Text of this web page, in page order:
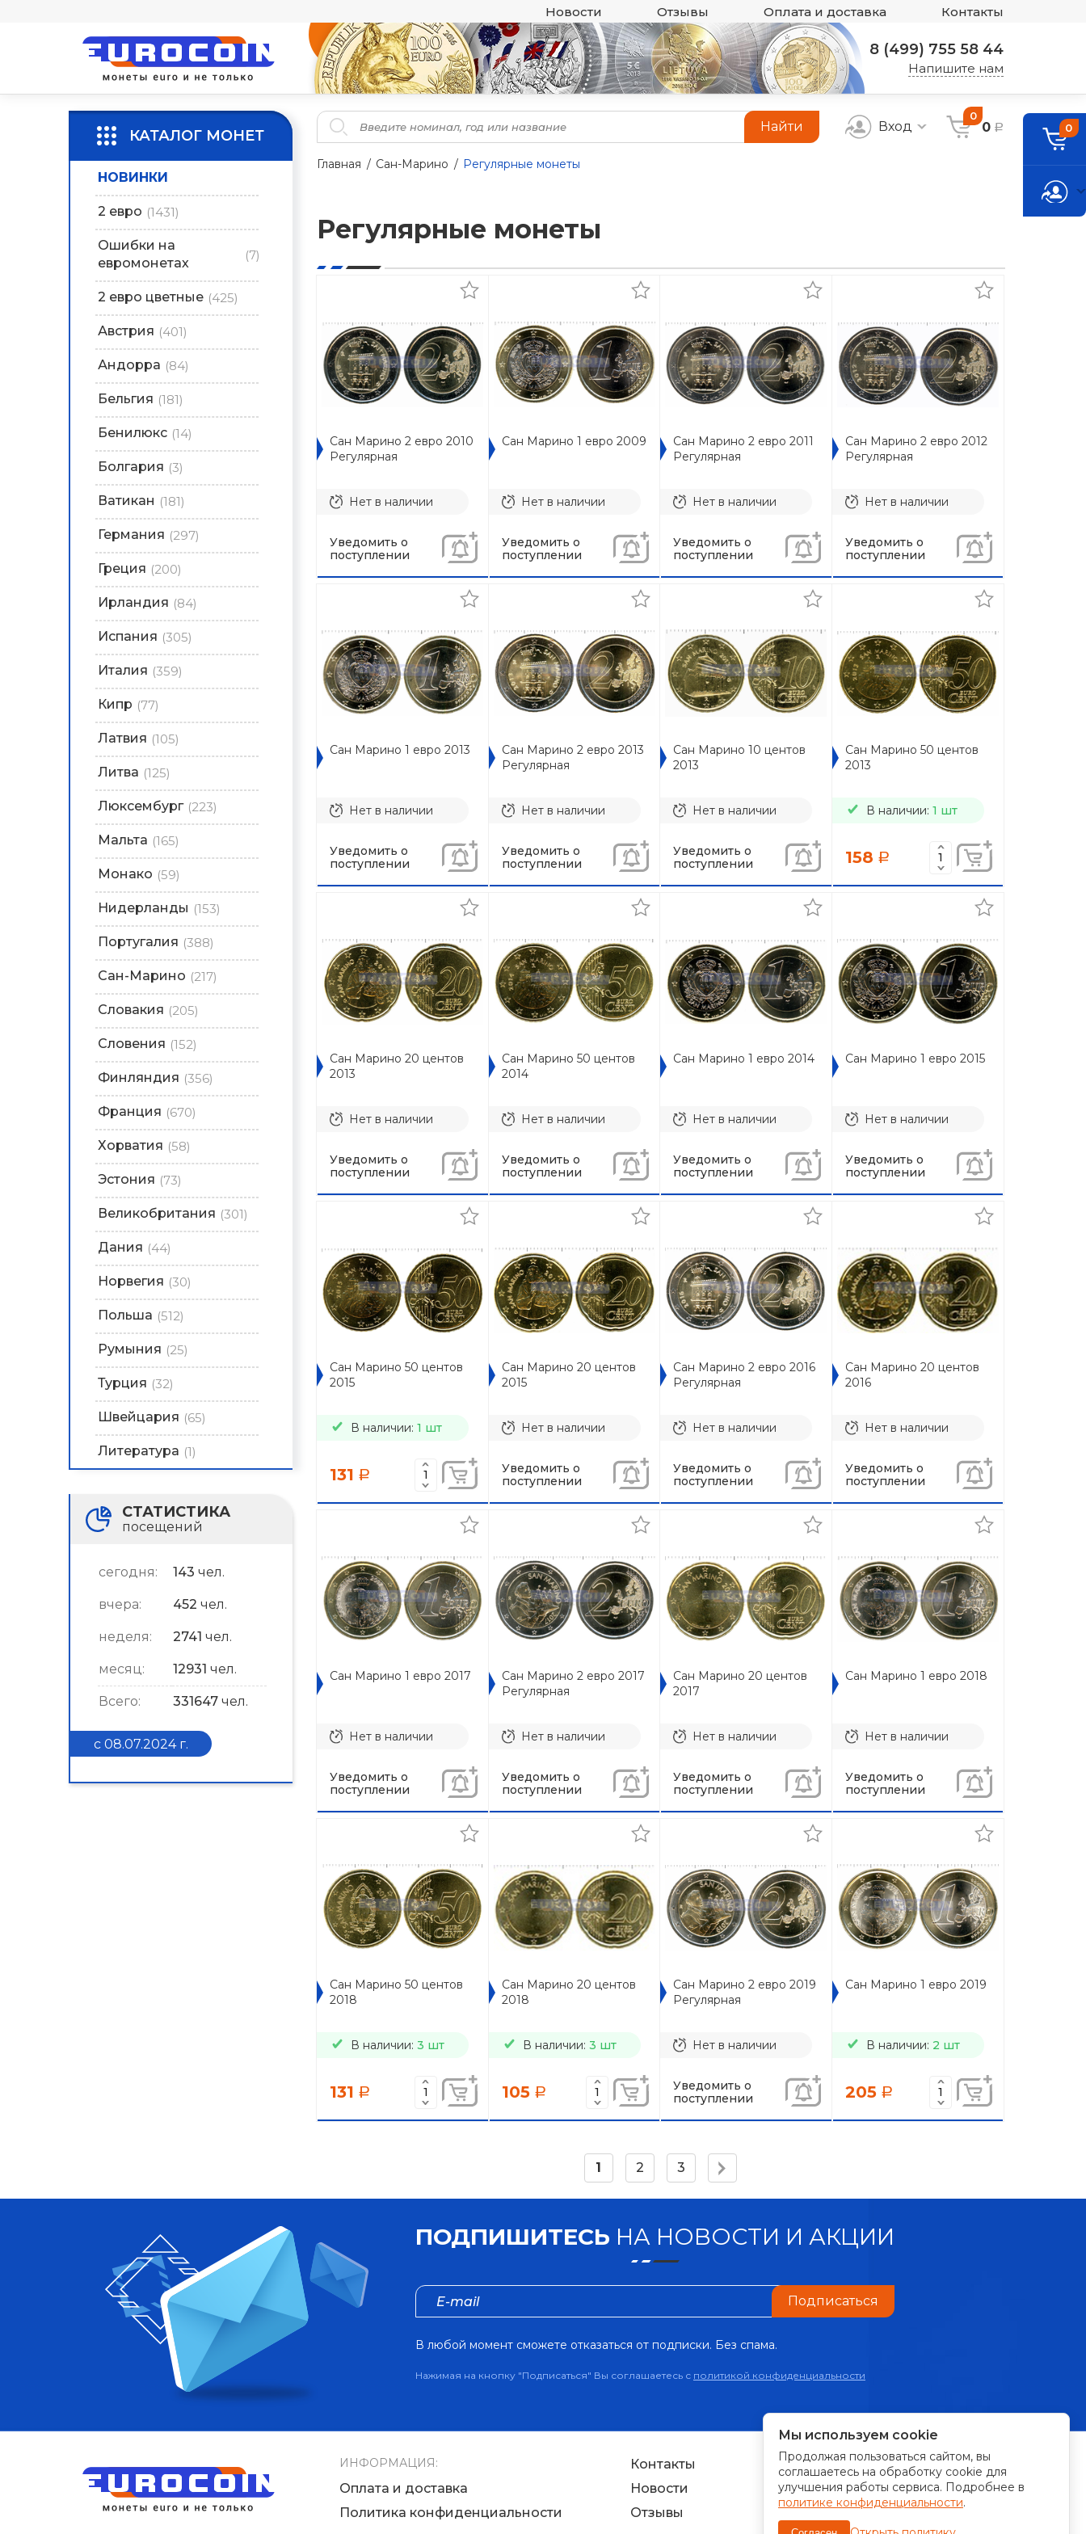
Новости Отзывы Оплата и доставка Контакты
8 (499) 755 58 44
Напишите нам
КАТАЛОГ МОНЕТ
НОВИНКИ
2 евро (1431)
Ошибки на
евромонетах
(7)
2 евро цветные (425)
Австрия (401)
Андорра (84)
Бельгия (181)
Бенилюкс (14)
Болгария (3)
Ватикан (181)
Германия (297)
Греция (200)
Ирландия (84)
Испания (305)
Италия (359)
Кипр (77)
Латвия (105)
Литва (125)
Люксембург (223)
Мальта (165)
Монако (59)
Нидерланды (153)
Португалия (388)
Сан-Марино (217)
Словакия (205)
Словения (152)
Финляндия (356)
Франция (670)
Хорватия (58)
Эстония (73)
Великобритания (301)
Дания (44)
Норвегия (30)
Польша (512)
Румыния (25)
Турция (32)
Швейцария (65)
Литература (1)
СТАТИСТИКА
посещений
сегодня: 143 чел.
вчера: 452 чел.
неделя: 2741 чел.
месяц: 12931 чел.
Всего: 331647 чел.
с 08.07.2024 г.
Найти Вход
0
0 a
Главная Сан-Марино Регулярные монеты
Регулярные монеты
Сан Марино 2 евро 2010
Регулярная
Нет в наличии
Уведомить о
поступлении
Сан Марино 1 евро 2009
Нет в наличии
Уведомить о
поступлении
Сан Марино 2 евро 2011
Регулярная
Нет в наличии
Уведомить о
поступлении
Сан Марино 2 евро 2012
Регулярная
Нет в наличии
Уведомить о
поступлении
Сан Марино 1 евро 2013
Нет в наличии
Уведомить о
поступлении
Сан Марино 2 евро 2013
Регулярная
Нет в наличии
Уведомить о
поступлении
Сан Марино 10 центов
2013
Нет в наличии
Уведомить о
поступлении
Сан Марино 50 центов
2013
В наличии: 1 шт
158 a
Сан Марино 20 центов
2013
Нет в наличии
Уведомить о
поступлении
Сан Марино 50 центов
2014
Нет в наличии
Уведомить о
поступлении
Сан Марино 1 евро 2014
Нет в наличии
Уведомить о
поступлении
Сан Марино 1 евро 2015
Нет в наличии
Уведомить о
поступлении
Сан Марино 50 центов
2015
В наличии: 1 шт
131 a
Сан Марино 20 центов
2015
Нет в наличии
Уведомить о
поступлении
Сан Марино 2 евро 2016
Регулярная
Нет в наличии
Уведомить о
поступлении
Сан Марино 20 центов
2016
Нет в наличии
Уведомить о
поступлении
Сан Марино 1 евро 2017
Нет в наличии
Уведомить о
поступлении
Сан Марино 2 евро 2017
Регулярная
Нет в наличии
Уведомить о
поступлении
Сан Марино 20 центов
2017
Нет в наличии
Уведомить о
поступлении
Сан Марино 1 евро 2018
Нет в наличии
Уведомить о
поступлении
Сан Марино 50 центов
2018
В наличии: 3 шт
131 a
Сан Марино 20 центов
2018
В наличии: 3 шт
105 a
Сан Марино 2 евро 2019
Регулярная
Нет в наличии
Уведомить о
поступлении
Сан Марино 1 евро 2019
В наличии: 2 шт
205 a
1 2 3
ПОДПИШИТЕСЬ НА НОВОСТИ И АКЦИИ
Подписаться
В любой момент сможете отказаться от подписки. Без спама.
Нажимая на кнопку "Подписаться" Вы соглашаетесь с политикой конфиденциальности
ИНФОРМАЦИЯ:
Контакты
Оплата и доставка
Новости
Политика конфиденциальности
Отзывы
ПРИНИМАЕМ К ОПЛАТЕ:
0
Мы используем cookie
Продолжая пользоваться сайтом, вы
соглашаетесь на обработку cookie для
улучшения работы сервиса. Подробнее в
политике конфиденциальности.